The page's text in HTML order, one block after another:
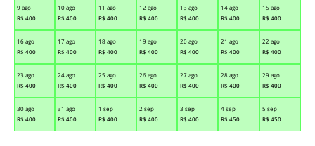
9 ago
R$ 400
10 ago
R$ 400
11 ago
R$ 400
12 ago
R$ 400
13 ago
R$ 400
14 ago
R$ 400
15 ago
R$ 400
16 ago
R$ 400
17 ago
R$ 400
18 ago
R$ 400
19 ago
R$ 400
20 ago
R$ 400
21 ago
R$ 400
22 ago
R$ 400
23 ago
R$ 400
24 ago
R$ 400
25 ago
R$ 400
26 ago
R$ 400
27 ago
R$ 400
28 ago
R$ 400
29 ago
R$ 400
30 ago
R$ 400
31 ago
R$ 400
1 sep
R$ 400
2 sep
R$ 400
3 sep
R$ 400
4 sep
R$ 450
5 sep
R$ 450